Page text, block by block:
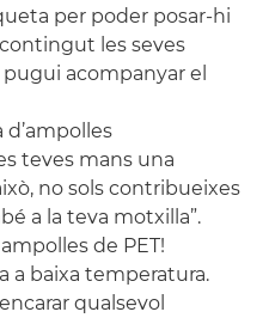
per poder posar-hi
les seves
acompanyar el
teves mans una
no sols contribueixes
a la teva motxilla”.
de PET!
a baixa temperatura.
qualsevol